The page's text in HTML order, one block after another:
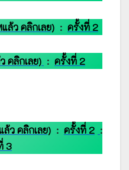
ล้ว คลิกเลย) : ครั้งที่ 2
คลิกเลย) : ครั้งที่ 2
ว คลิกเลย) : ครั้งที่ 2 :
3